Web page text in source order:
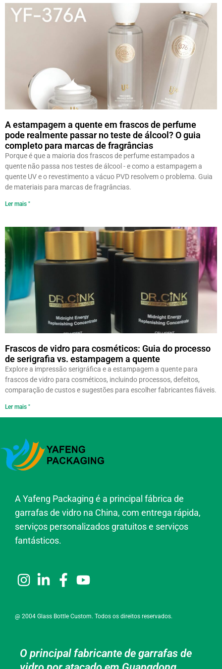
A estampagem a quente em frascos de perfume
pode realmente passar no teste de álcool? O guia
completo para marcas de fragrâncias
Porque é que a maioria dos frascos de perfume estampados a
quente não passa nos testes de álcool - e como a estampagem a
quente UV e o revestimento a vácuo PVD resolvem o problema. Guia
de materiais para marcas de fragrâncias.
Ler mais "
Frascos de vidro para cosméticos: Guia do processo
de serigrafia vs. estampagem a quente
Explore a impressão serigráfica e a estampagem a quente para
frascos de vidro para cosméticos, incluindo processos, defeitos,
comparação de custos e sugestões para escolher fabricantes fiáveis.
Ler mais "
A Yafeng Packaging é a principal fábrica de
garrafas de vidro na China, com entrega rápida,
serviços personalizados gratuitos e serviços
fantásticos.
@ 2004 Glass Bottle Custom. Todos os direitos reservados.
O principal fabricante de garrafas de